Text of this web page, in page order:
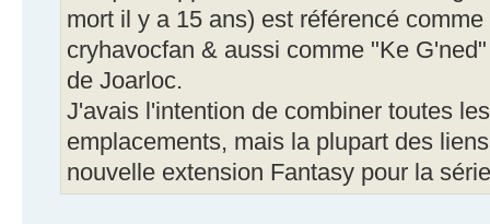
mort il y a 15 ans) est référencé
cryhavocfan & aussi comme "Ke
de Joarloc.
J'avais l'intention de combiner toutes
emplacements, mais la plupart des
nouvelle extension Fantasy pour la